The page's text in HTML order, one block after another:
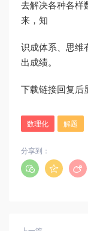
去解决各种各样
来，知
识成体系、思维
出成绩。
下载链接回复后
数理化 解题
分享到：